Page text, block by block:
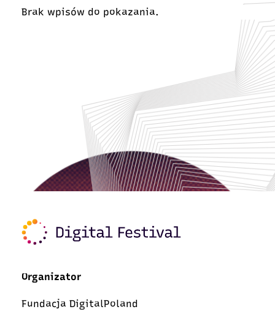
Brak wpisów do pokazania.
Organizator
Fundacja DigitalPoland